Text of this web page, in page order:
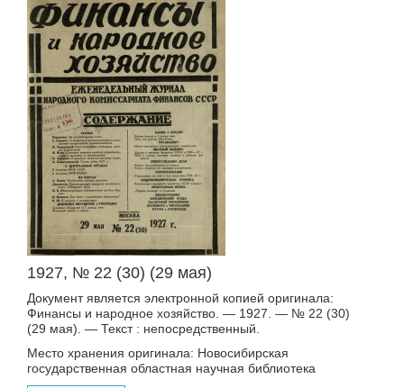
1927, № 22 (30) (29 мая)
Документ является электронной копией оригинала:
Финансы и народное хозяйство. — 1927. — № 22 (30)
(29 мая). — Текст : непосредственный.
Место хранения оригинала: Новосибирская
государственная областная научная библиотека